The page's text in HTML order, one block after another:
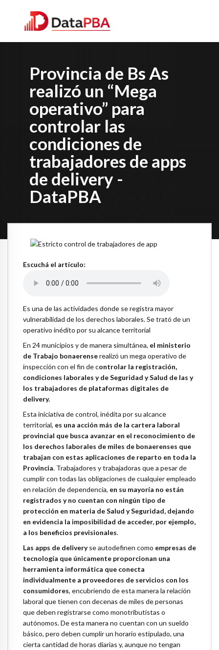
Provincia de Bs As
realizó un “Mega
operativo” para
controlar las
condiciones de
trabajadores de apps
de delivery -
DataPBA
Escuchá el artículo:
Es una de las actividades donde se registra mayor
vulnerabilidad de los derechos laborales. Se trató de un
operativo inédito por su alcance territorial
En 24 municipios y de manera simultánea, el ministerio
de Trabajo bonaerenserealizó un mega operativo de
inspección con el fin de controlar la registración,
condiciones laborales y de Seguridad y Salud de las y
los trabajadores de plataformas digitales de
delivery.
Esta iniciativa de control, inédita por su alcance
territorial, es una acción más de la cartera laboral
provincial que busca avanzar en el reconocimiento de
los derechos laborales de miles de bonaerenses que
trabajan con estas aplicaciones de reparto en toda la
Provincia. Trabajadores y trabajadoras que a pesar de
cumplir con todas las obligaciones de cualquier empleado
en relación de dependencia, en su mayoría no están
registrados y no cuentan con ningún tipo de
protección en materia de Salud y Seguridad, dejando
en evidencia la imposibilidad de acceder, por ejemplo,
a los beneficios previsionales.
Las apps de deliveryse autodefinen como empresas de
tecnología que únicamente proporcionan una
herramienta informática que conecta
individualmente a proveedores de servicios con los
consumidores, encubriendo de esta manera la relación
laboral que tienen con decenas de miles de personas
que deben registrarse como monotributistas o
autónomos. De esta manera no cuentan con un sueldo
básico, pero deben cumplir un horario estipulado, una
cierta cantidad de horas diarias y, aunque no tengan